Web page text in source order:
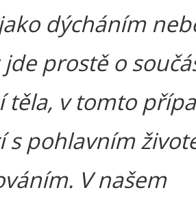
dýcháním
prostě o
těla, v tomto
s pohlavním
V našem